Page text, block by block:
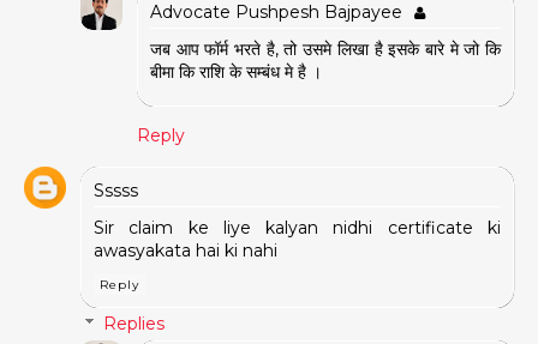
Advocate Pushpesh Bajpayee
जब आप फॉर्म भरते है, तो उसमे लिखा है इसके बारे मे जो कि
बीमा कि राशि के सम्बंध मे है ।
Reply
Sssss
Sir claim ke liye kalyan nidhi certificate ki
awasyakata hai ki nahi
Reply
Replies